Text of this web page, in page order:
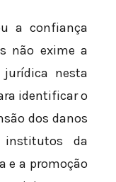
a confiança
não exime a
jurídica nesta
identificar o
dos danos
institutos da
e a promoção